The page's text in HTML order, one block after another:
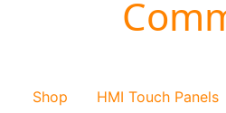
Shop HMI Touch Panels